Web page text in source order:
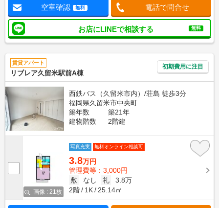
空室確認 無料 電話で問合せ
お店にLINEで相談する 無料
賃貸アパート
リブレア久留米駅前A棟
初期費用に注目
西鉄バス（久留米市内）/荘島 徒歩3分
福岡県久留米市中央町
築年数
築21年
建物階数
2階建
画像 : 21枚
写真充実 無料オンライン相談可
3.8万円
管理費等：3,000円
敷
なし 礼
3.8万
2階
1K 25.14㎡